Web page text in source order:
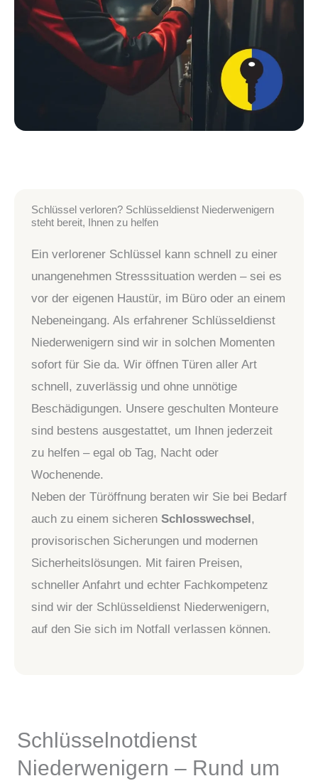
Schlüssel verloren? Schlüsseldienst Niederwenigern
steht bereit, Ihnen zu helfen
Ein verlorener Schlüssel kann schnell zu einer
unangenehmen Stresssituation werden – sei es
vor der eigenen Haustür, im Büro oder an einem
Nebeneingang. Als erfahrener Schlüsseldienst
Niederwenigern sind wir in solchen Momenten
sofort für Sie da. Wir öffnen Türen aller Art
schnell, zuverlässig und ohne unnötige
Beschädigungen. Unsere geschulten Monteure
sind bestens ausgestattet, um Ihnen jederzeit
zu helfen – egal ob Tag, Nacht oder
Wochenende.
Neben der Türöffnung beraten wir Sie bei Bedarf
auch zu einem sicheren Schlosswechsel,
provisorischen Sicherungen und modernen
Sicherheitslösungen. Mit fairen Preisen,
schneller Anfahrt und echter Fachkompetenz
sind wir der Schlüsseldienst Niederwenigern,
auf den Sie sich im Notfall verlassen können.
Schlüsselnotdienst
Niederwenigern – Rund um